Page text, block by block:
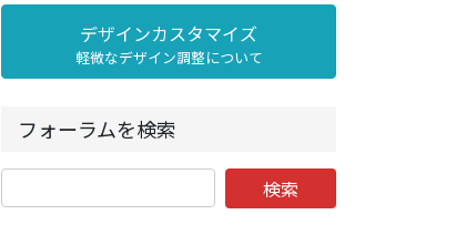
デザインカスタマイズ
軽微なデザイン調整について
フォーラムを検索